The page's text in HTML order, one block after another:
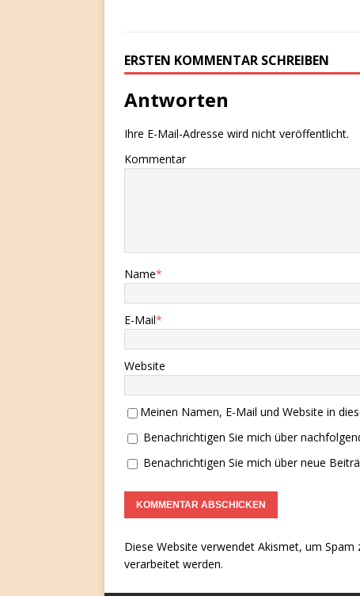
ERSTEN KOMMENTAR SCHREIBEN
Antworten
Ihre E-Mail-Adresse wird nicht veröffentlicht.
Kommentar
Name*
E-Mail*
Website
Meinen Namen, E-Mail und Website in
Benachrichtigen Sie mich über
Benachrichtigen Sie mich über neue
Diese Website verwendet Akismet, um Spam
verarbeitet werden.